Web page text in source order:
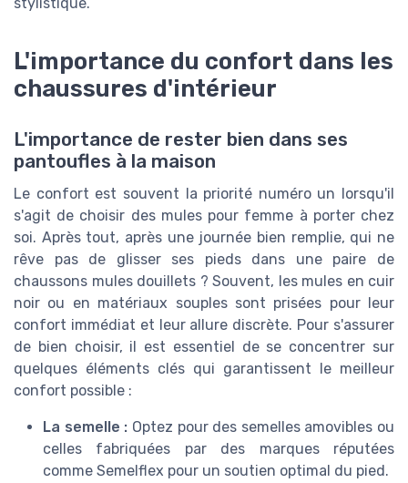
stylistique.
L'importance du confort dans les
chaussures d'intérieur
L'importance de rester bien dans ses
pantoufles à la maison
Le confort est souvent la priorité numéro un lorsqu'il
s'agit de choisir des mules pour femme à porter chez
soi. Après tout, après une journée bien remplie, qui ne
rêve pas de glisser ses pieds dans une paire de
chaussons mules douillets ? Souvent, les mules en cuir
noir ou en matériaux souples sont prisées pour leur
confort immédiat et leur allure discrète. Pour s'assurer
de bien choisir, il est essentiel de se concentrer sur
quelques éléments clés qui garantissent le meilleur
confort possible :
La semelle : Optez pour des semelles amovibles ou
celles fabriquées par des marques réputées
comme Semelflex pour un soutien optimal du pied.